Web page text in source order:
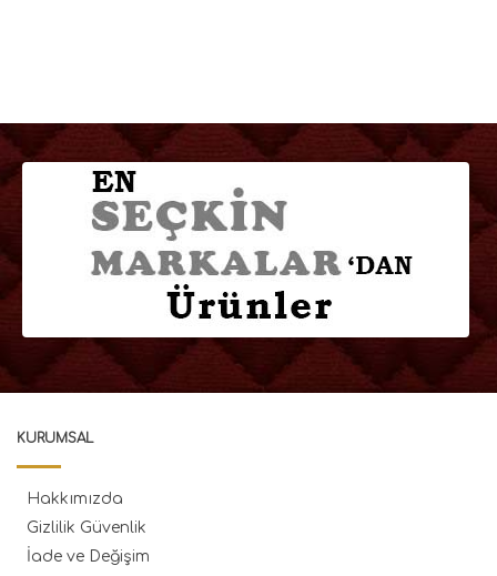
KURUMSAL
Hakkımızda
Gizlilik Güvenlik
İade ve Değişim